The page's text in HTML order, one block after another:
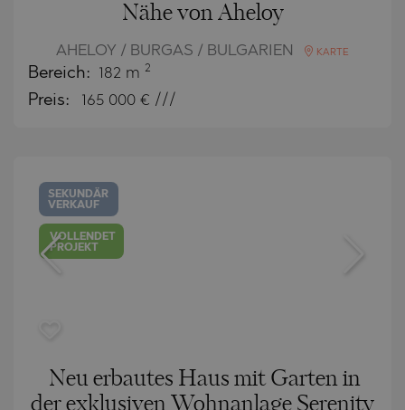
Nähe von Aheloy
AHELOY / BURGAS / BULGARIEN KARTE
Bereich: 182 m 2
Preis: 165 000 € ///
SEKUNDÄR
VERKAUF
VOLLENDET
PROJEKT
Neu erbautes Haus mit Garten in
der exklusiven Wohnanlage Serenity